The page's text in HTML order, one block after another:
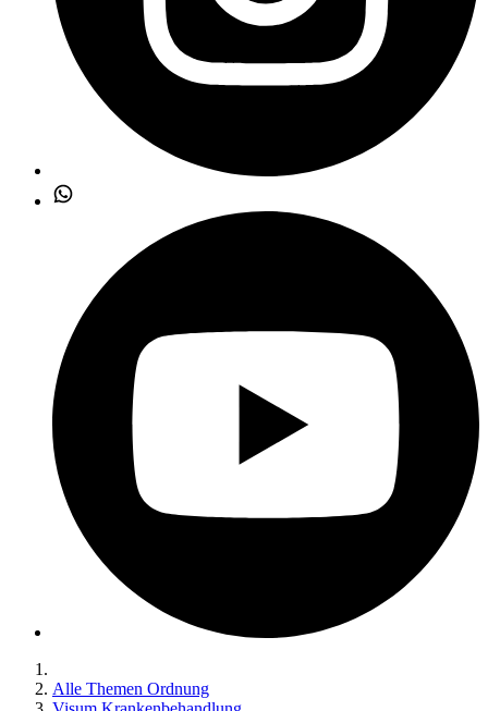
Alle Themen Ordnung